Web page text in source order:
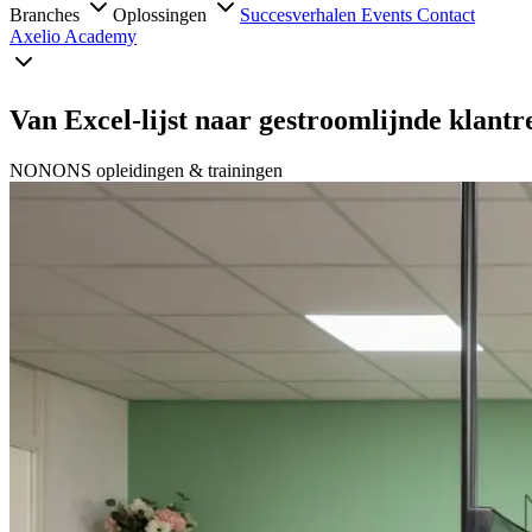
Branches Oplossingen Succesverhalen Events Contact
Axelio Academy
Van Excel-lijst naar gestroomlijnde
NONONS opleidingen & trainingen